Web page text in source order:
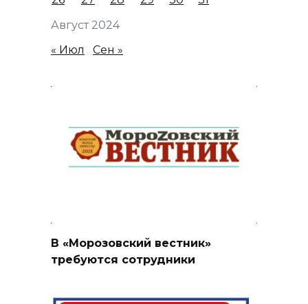
Август 2024
« Июл Сен »
В «Морозовский вестник»
требуются сотрудники